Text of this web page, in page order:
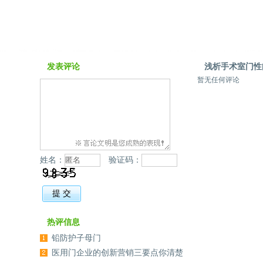
浅析手术室门
暂无任何评论
发表评论
姓名： 验证码：
热评信息
铅防护子母门
医用门企业的创新营销三要点你清楚